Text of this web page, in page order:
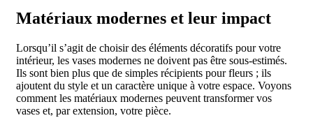
Matériaux modernes et leur impact
Lorsqu’il s’agit de choisir des éléments décoratifs pour votre
intérieur, les vases modernes ne doivent pas être sous-estimés.
Ils sont bien plus que de simples récipients pour fleurs ; ils
ajoutent du style et un caractère unique à votre espace. Voyons
comment les matériaux modernes peuvent transformer vos
vases et, par extension, votre pièce.